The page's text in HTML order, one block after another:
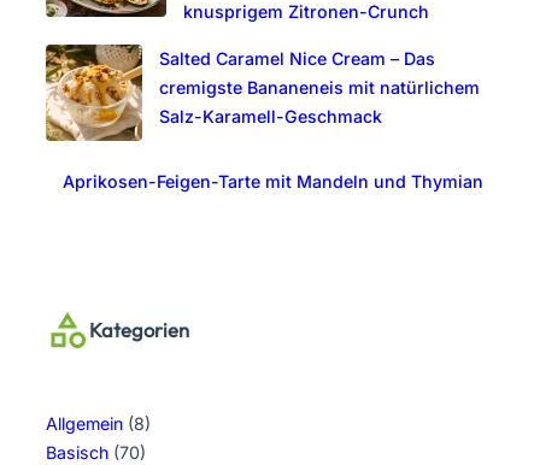
knusprigem Zitronen-Crunch
Salted Caramel Nice Cream – Das
cremigste Bananeneis mit natürlichem
Salz-Karamell-Geschmack
Aprikosen-Feigen-Tarte mit Mandeln und Thymian
Kategorien
Allgemein (8)
Basisch (70)